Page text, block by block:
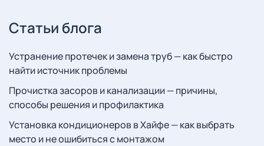
Статьи блога
Устранение протечек и замена труб — как быстро
найти источник проблемы
Прочистка засоров и канализации — причины,
способы решения и профилактика
Установка кондиционеров в Хайфе — как выбрать
место и не ошибиться с монтажом